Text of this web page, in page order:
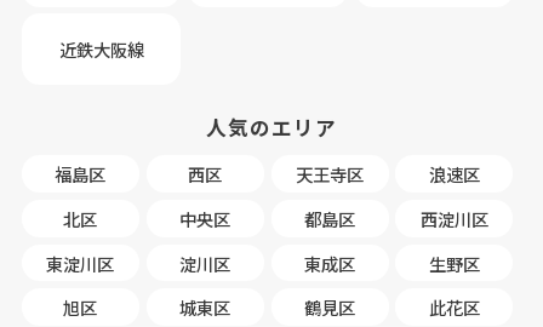
近鉄大阪線
人気のエリア
福島区 西区 天王寺区
浪速区
北区
中央区 都島区
西淀川区
東淀川区
淀川区 東成区
生野区
旭区
城東区 鶴見区
此花区